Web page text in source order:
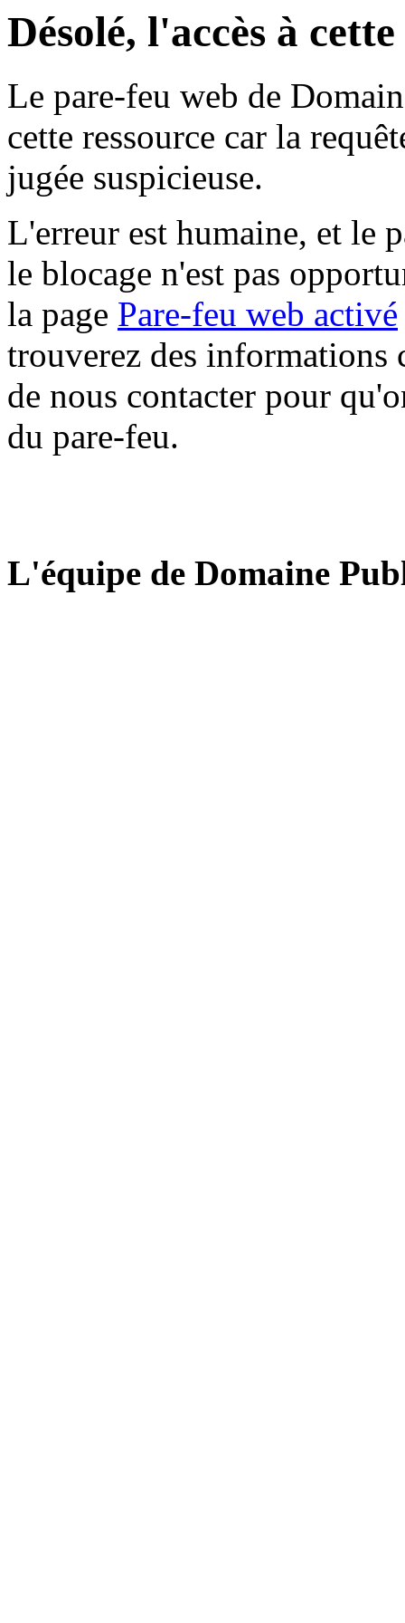
Désolé, l'accès à
Le pare-feu web de
cette ressource car la
jugée suspicieuse.
L'erreur est humaine, et le
le blocage n'est pas
la page Pare-feu web activé
trouverez des informations
de nous contacter pour
du pare-feu.
L'équipe de Domaine